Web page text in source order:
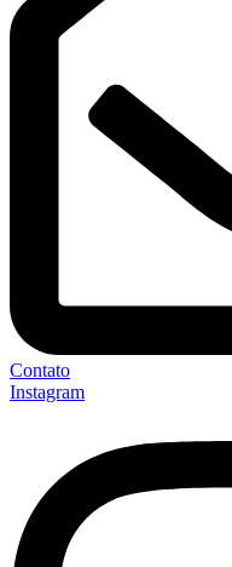
Contato
Instagram